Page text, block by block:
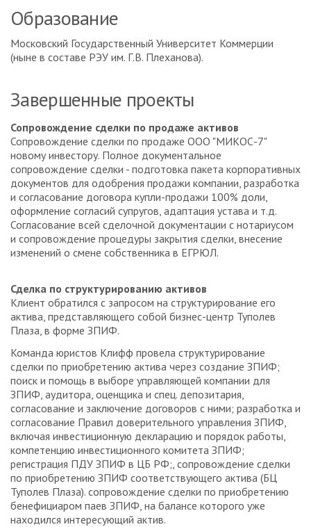
Образование
Московский Государственный Университет Коммерции
(ныне в составе РЭУ им. Г.В. Плеханова).
Завершенные проекты
Сопровождение сделки по продаже активов
Сопровождение сделки по продаже ООО "МИКОС-7"
новому инвестору. Полное документальное
сопровождение сделки - подготовка пакета корпоративных
документов для одобрения продажи компании, разработка
и согласование договора купли-продажи 100% доли,
оформление согласий супругов, адаптация устава и т.д.
Согласование всей сделочной документации с нотариусом
и сопровождение процедуры закрытия сделки, внесение
изменений о смене собственника в ЕГРЮЛ.
Сделка по структурированию активов
Клиент обратился с запросом на структурирование его
актива, представляющего собой бизнес-центр Туполев
Плаза, в форме ЗПИФ.
Команда юристов Клифф провела структурирование
сделки по приобретению актива через создание ЗПИФ;
поиск и помощь в выборе управляющей компании для
ЗПИФ, аудитора, оценщика и спец. депозитария,
согласование и заключение договоров с ними; разработка и
согласование Правил доверительного управления ЗПИФ,
включая инвестиционную декларацию и порядок работы,
компетенцию инвестиционного комитета ЗПИФ;
регистрация ПДУ ЗПИФ в ЦБ РФ;, сопровождение сделки
по приобретению ЗПИФ соответствующего актива (БЦ
Туполев Плаза). сопровождение сделки по приобретению
бенефициаром паев ЗПИФ, на балансе которого уже
находился интересующий актив.